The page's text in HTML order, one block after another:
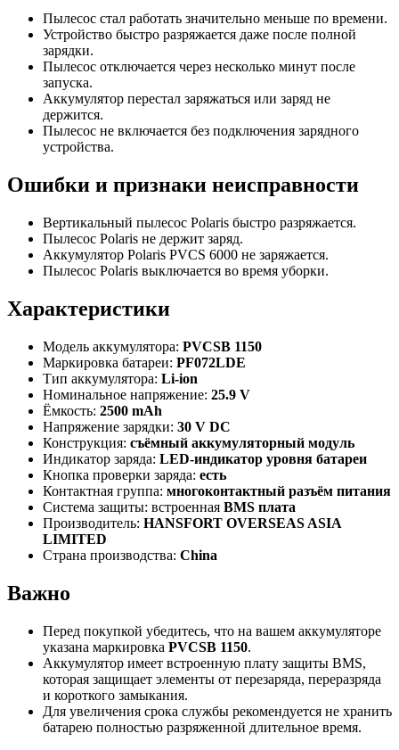
Пылесос стал работать значительно меньше по времени.
Устройство быстро разряжается даже после полной
зарядки.
Пылесос отключается через несколько минут после
запуска.
Аккумулятор перестал заряжаться или заряд не
держится.
Пылесос не включается без подключения зарядного
устройства.
Ошибки и признаки неисправности
Вертикальный пылесос Polaris быстро разряжается.
Пылесос Polaris не держит заряд.
Аккумулятор Polaris PVCS 6000 не заряжается.
Пылесос Polaris выключается во время уборки.
Характеристики
Модель аккумулятора: PVCSB 1150
Маркировка батареи: PF072LDE
Тип аккумулятора: Li-ion
Номинальное напряжение: 25.9 V
Ёмкость: 2500 mAh
Напряжение зарядки: 30 V DC
Конструкция: съёмный аккумуляторный модуль
Индикатор заряда: LED-индикатор уровня батареи
Кнопка проверки заряда: есть
Контактная группа: многоконтактный разъём питания
Система защиты: встроенная BMS плата
Производитель: HANSFORT OVERSEAS ASIA
LIMITED
Страна производства: China
Важно
Перед покупкой убедитесь, что на вашем аккумуляторе
указана маркировка PVCSB 1150.
Аккумулятор имеет встроенную плату защиты BMS,
которая защищает элементы от перезаряда, переразряда
и короткого замыкания.
Для увеличения срока службы рекомендуется не хранить
батарею полностью разряженной длительное время.